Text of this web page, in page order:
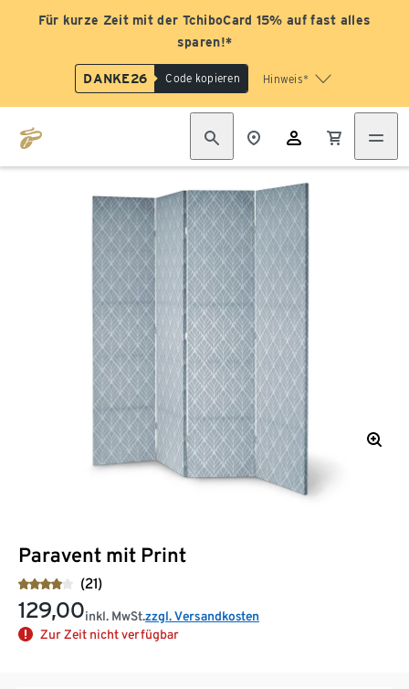
Für kurze Zeit mit der TchiboCard 15% auf fast alles
sparen!*
DANKE26 Code kopieren Hinweis*
Paravent mit Print
(21)
129,00inkl. MwSt.zzgl. Versandkosten
Zur Zeit nicht verfügbar